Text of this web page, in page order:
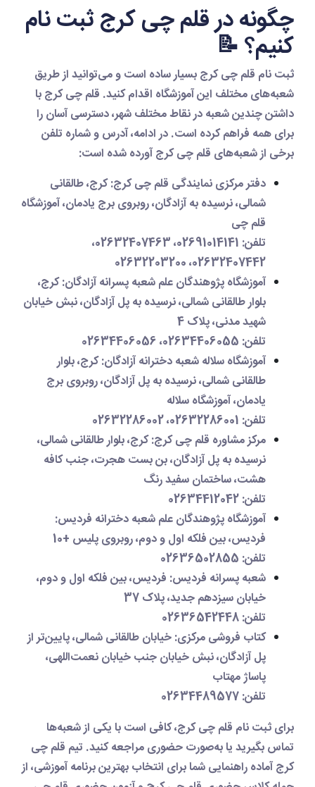
چگونه در قلم چی کرج ثبت نام
کنیم؟ 📝
ثبت نام قلم چی کرجبسیار ساده است و می‌توانید از طریق
شعبه‌های مختلف این آموزشگاه اقدام کنید.قلم چی کرجبا
داشتن چندین شعبه در نقاط مختلف شهر، دسترسی آسان را
برای همه فراهم کرده است. در ادامه، آدرس و شماره تلفن
برخی از شعبه‌هایقلم چی کرجآورده شده است:
دفتر مرکزی نمایندگی قلم چی کرج: کرج، طالقانی
شمالی، نرسیده به آزادگان، روبروی برج یادمان، آموزشگاه
قلم چی
: 02691014141، 02632407463،
02632407442، 02632203200
آموزشگاه پژوهندگان علم شعبه پسرانه آزادگان: کرج،
بلوار طالقانی شمالی، نرسیده به پل آزادگان، نبش خیابان
شهید مدنی، پلاک 4
: 02634406055، 02634406056
آموزشگاه سلاله شعبه دخترانه آزادگان: کرج، بلوار
طالقانی شمالی، نرسیده به پل آزادگان، روبروی برج
یادمان، آموزشگاه سلاله
: 02632286001، 02632286002
مرکز مشاوره قلم چی کرج: کرج، بلوار طالقانی شمالی،
نرسیده به پل آزادگان، بن بست هجرت، جنب کافه
هشت، ساختمان سفید رنگ
: 02634412042
آموزشگاه پژوهندگان علم شعبه دخترانه فردیس:
فردیس، بین فلکه اول و دوم، روبروی پلیس +10
: 02636502855
شعبه پسرانه فردیس: فردیس، بین فلکه اول و دوم،
خیابان سیزدهم جدید، پلاک 37
: 02636542448
کتاب فروشی مرکزی: خیابان طالقانی شمالی، پایین‌تر از
پل آزادگان، نبش خیابان جنب خیابان نعمت‌اللهی،
پاساژ مهتاب
: 02634489577
برایثبت نام قلم چی کرج، کافی است با یکی از شعبه‌ها
تماس بگیرید یا به‌صورت حضوری مراجعه کنید. تیم قلم چی
آماده راهنمایی شما برای انتخاب بهترین برنامه آموزشی، از